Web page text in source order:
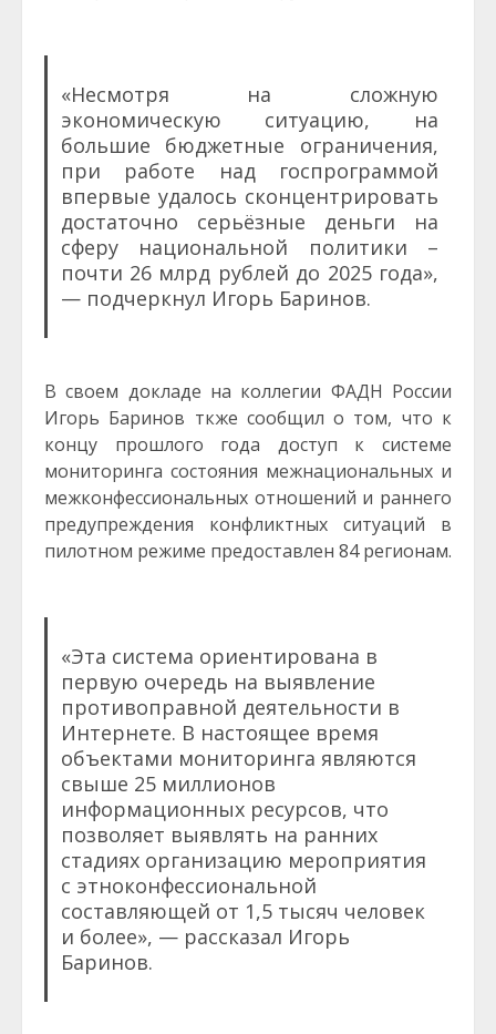
«Несмотря на сложную
экономическую ситуацию, на
большие бюджетные ограничения,
при работе над госпрограммой
впервые удалось сконцентрировать
достаточно серьёзные деньги на
сферу национальной политики –
почти 26 млрд рублей до 2025 года»,
— подчеркнул Игорь Баринов.
В своем докладе на коллегии ФАДН России
Игорь Баринов ткже сообщил о том, что к
концу прошлого года доступ к системе
мониторинга состояния межнациональных и
межконфессиональных отношений и раннего
предупреждения конфликтных ситуаций в
пилотном режиме предоставлен 84 регионам.
«Эта система ориентирована в
первую очередь на выявление
противоправной деятельности в
Интернете. В настоящее время
объектами мониторинга являются
свыше 25 миллионов
информационных ресурсов, что
позволяет выявлять на ранних
стадиях организацию мероприятия
с этноконфессиональной
составляющей от 1,5 тысяч человек
и более», — рассказал Игорь
Баринов.